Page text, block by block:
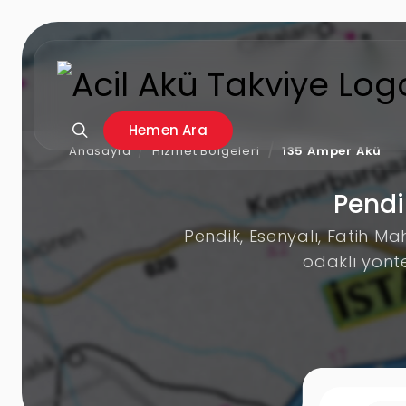
Hemen Ara
Pendik, Esenyalı, Fatih
odaklı
Anasayfa Hizmet Bölgeleri 135 Amper Akü